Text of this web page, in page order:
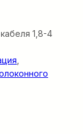
1,8-4